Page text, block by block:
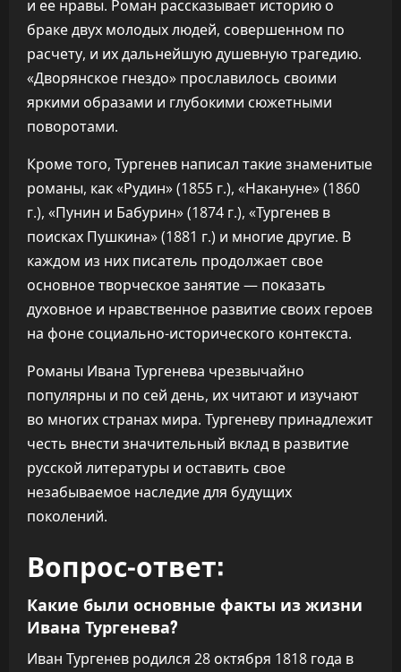
и ее нравы. Роман рассказывает историю о
браке двух молодых людей, совершенном по
расчету, и их дальнейшую душевную трагедию.
«Дворянское гнездо» прославилось своими
яркими образами и глубокими сюжетными
поворотами.
Кроме того, Тургенев написал такие знаменитые
романы, как «Рудин» (1855 г.), «Накануне» (1860
г.), «Пунин и Бабурин» (1874 г.), «Тургенев в
поисках Пушкина» (1881 г.) и многие другие. В
каждом из них писатель продолжает свое
основное творческое занятие — показать
духовное и нравственное развитие своих героев
на фоне социально-исторического контекста.
Романы Ивана Тургенева чрезвычайно
популярны и по сей день, их читают и изучают
во многих странах мира. Тургеневу принадлежит
честь внести значительный вклад в развитие
русской литературы и оставить свое
незабываемое наследие для будущих
поколений.
Вопрос-ответ:
Какие были основные факты из жизни
Ивана Тургенева?
Иван Тургенев родился 28 октября 1818 года в